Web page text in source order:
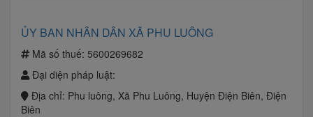
ỦY BAN NHÂN DÂN XÃ PHU LUÔNG
Mã số thuế: 5600269682
Đại diện pháp luật:
Địa chỉ: Phu luông, Xã Phu Luông, Huyện Điện Biên, Điện
Biên